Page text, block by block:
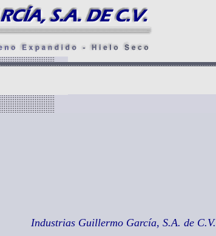
Industrias Guillermo García, S.A. de C.V.